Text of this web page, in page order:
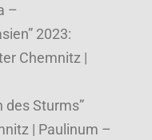
–
2023:
Chemnitz |
des Sturms”
| Paulinum –